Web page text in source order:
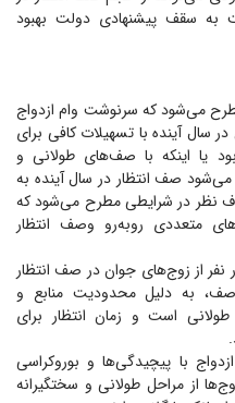
به سقف پیشنهادی دولت بهبود
می‌شود که سرنوشت وام ازدواج
سال آینده با تسهیلات کافی برای
یا اینکه با صف‌های طولانی و
صف انتظار در سال آینده به
نظر در شرایطی مطرح می‌شود که
متعددی روبه‌رو و‌صف انتظار
وام ازدواج: حدود ۸۰۰ هزار نفر از زوج‌های جوان در صف انتظار
صف، به دلیل محدودیت منابع و
است و زمان انتظار برای
با پیچیدگی‌ها و بوروکراسی
از مراحل طولانی و سختگیرانه